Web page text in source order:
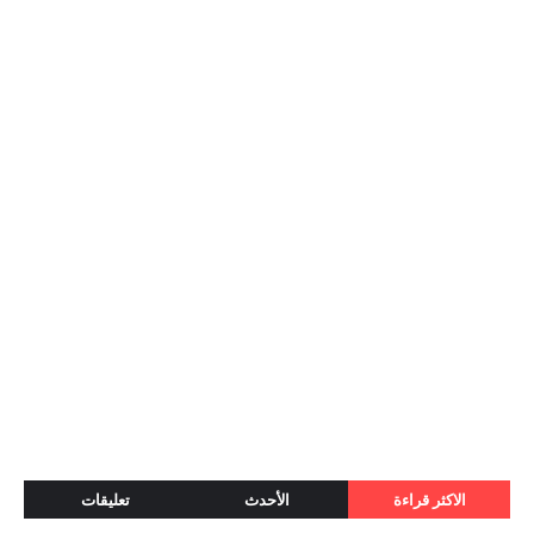
الاكثر قراءة الأحدث تعليقات